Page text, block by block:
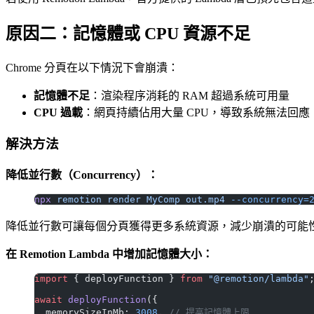
原因二：記憶體或 CPU 資源不足
Chrome 分頁在以下情況下會崩潰：
記憶體不足 ：渲染程序消耗的 RAM 超過系統可用量
CPU 過載 ：網頁持續佔用大量 CPU，導致系統無法回應
解決方法
降低並行數（Concurrency）：
npx remotion render MyComp out.mp4 --concurrency=2
降低並行數可讓每個分頁獲得更多系統資源，減少崩潰的可能
在 Remotion Lambda 中增加記憶體大小：
import { deployFunction } from "@remotion/lambda" ;
await deployFunction ({